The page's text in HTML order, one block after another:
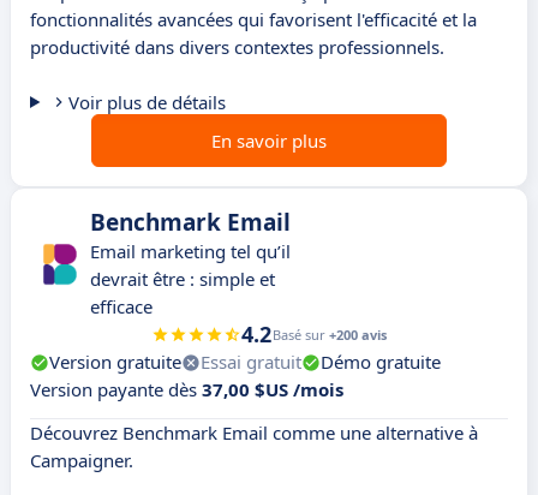
fonctionnalités avancées qui favorisent l'efficacité et la
productivité dans divers contextes professionnels.
Voir plus de détails
En savoir plus
Benchmark Email
Email marketing tel qu’il
devrait être : simple et
efficace
4.2Basé sur +200 avis
Version gratuite Essai gratuit
Démo gratuite
Version payante dès 37,00 $US /mois
Découvrez Benchmark Email comme une alternative à
Campaigner.